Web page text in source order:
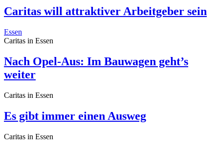
Caritas will attraktiver Arbeitgeber sein
Essen
Caritas in Essen
Nach Opel-Aus: Im Bauwagen geht’s
weiter
Caritas in Essen
Es gibt immer einen Ausweg
Caritas in Essen